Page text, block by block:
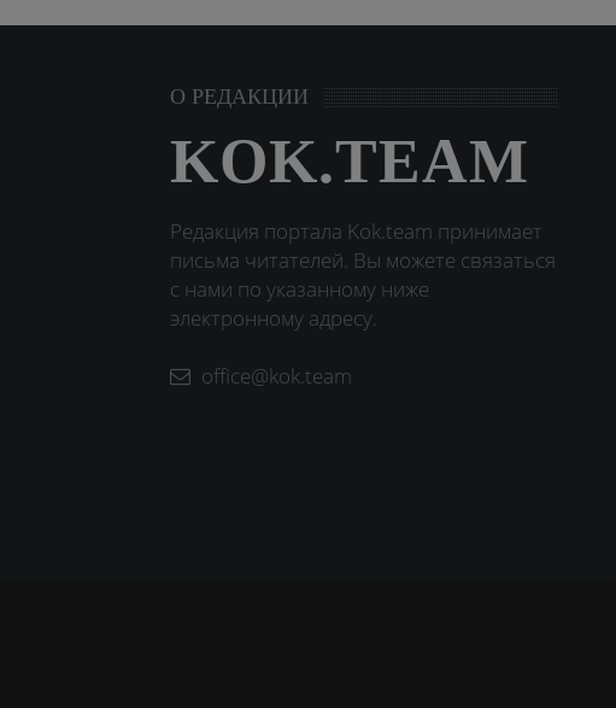
О РЕДАКЦИИ
KOK.TEAM
Редакция портала Kok.team принимает
письма читателей. Вы можете связаться
с нами по указанному ниже
электронному адресу.
office@kok.team